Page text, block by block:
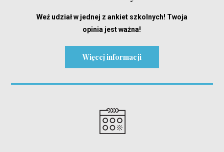
Weź udział w jednej z ankiet szkolnych! Twoja
opinia jest ważna!
Więcej informacji